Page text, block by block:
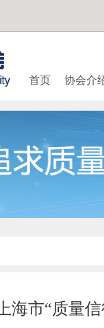
首页 协会介
海市“质量